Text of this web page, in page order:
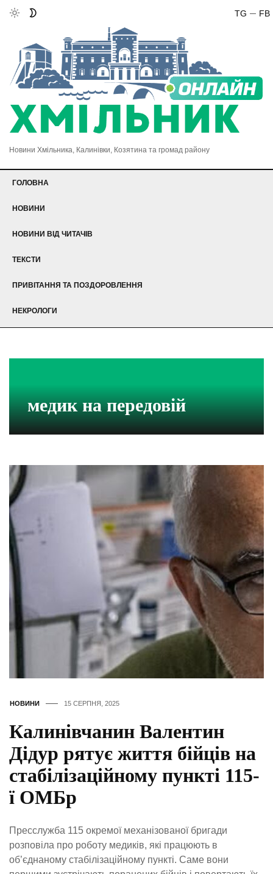
FB
TG
Новини Хмільника, Калинівки, Козятина та громад району
ГОЛОВНА
НОВИНИ
НОВИНИ ВІД ЧИТАЧІВ
ТЕКСТИ
ПРИВІТАННЯ ТА ПОЗДОРОВЛЕННЯ
НЕКРОЛОГИ
медик на передовій
НОВИНИ 15 СЕРПНЯ, 2025
Калинівчанин Валентин
Дідур рятує життя бійців на
стабілізаційному пункті 115-
ї ОМБр
Пресслужба 115 окремої механізованої бригади
розповіла про роботу медиків, які працюють в
об’єднаному стабілізаційному пункті. Саме вони